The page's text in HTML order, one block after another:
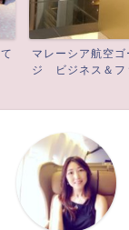
初ラジオ出演の
リーマイレージ